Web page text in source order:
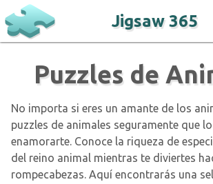
Jigsaw 365
Puzzles de
No importa si eres un amante de los
puzzles de animales seguramente que
enamorarte. Conoce la riqueza de
del reino animal mientras te diviertes
rompecabezas. Aquí encontrarás una